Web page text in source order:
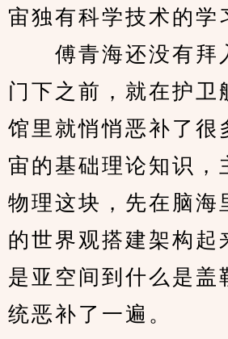
宙独有科学技术的学
傅青海还没有拜
门下之前，就在护卫
馆里就悄悄恶补了很
宙的基础理论知识，
物理这块，先在脑海
的世界观搭建架构起
是亚空间到什么是盖
统恶补了一遍。